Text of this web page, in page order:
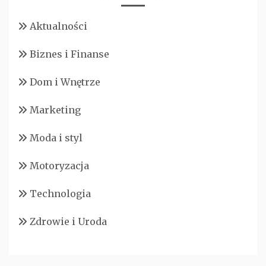
Aktualności
Biznes i Finanse
Dom i Wnętrze
Marketing
Moda i styl
Motoryzacja
Technologia
Zdrowie i Uroda